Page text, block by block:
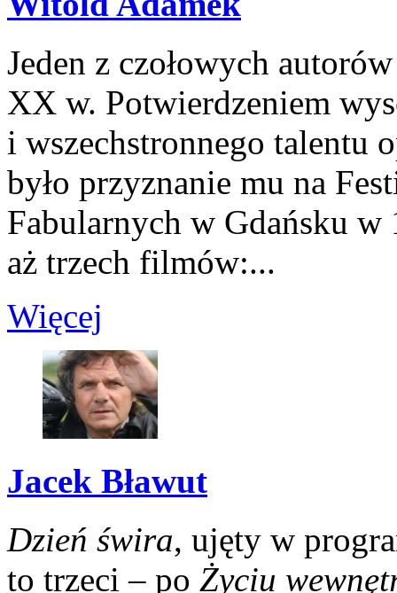
Jeden z czołowych
XX w. Potwierdzeniem
i wszechstronnego talentu
było przyznanie mu na
Fabularnych w Gdańsku
aż trzech filmów:...
Więcej
Jacek Bławut
Dzień świra, ujęty w
to trzeci – po Życiu